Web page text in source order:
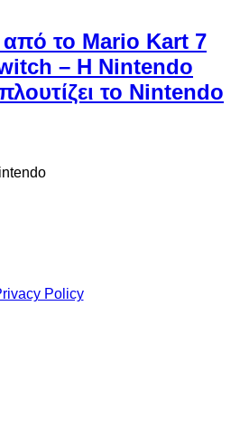
από το Mario Kart 7
– Η Nintendo
το Nintendo
Policy